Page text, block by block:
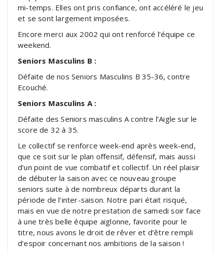
mi-temps. Elles ont pris confiance, ont accéléré le jeu
et se sont largement imposées.
Encore merci aux 2002 qui ont renforcé l’équipe ce
weekend.
Seniors Masculins B :
Défaite de nos Seniors Masculins B 35-36, contre
Ecouché.
Seniors Masculins A :
Défaite des Seniors masculins A contre l’Aigle sur le
score de 32 à 35.
Le collectif se renforce week-end après week-end,
que ce soit sur le plan offensif, défensif, mais aussi
d’un point de vue combatif et collectif. Un réel plaisir
de débuter la saison avec ce nouveau groupe
seniors suite à de nombreux départs durant la
période de l’inter-saison. Notre pari était risqué,
mais en vue de notre prestation de samedi soir face
à une très belle équipe aiglonne, favorite pour le
titre, nous avons le droit de rêver et d’être rempli
d’espoir concernant nos ambitions de la saison !